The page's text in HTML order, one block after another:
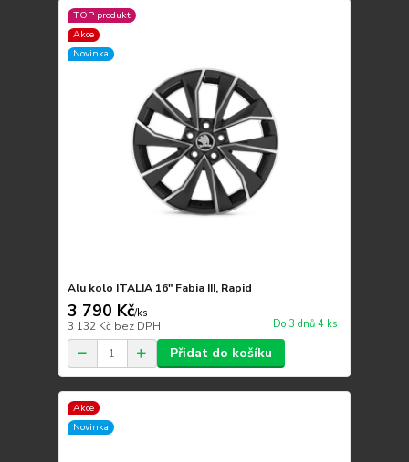
TOP produkt
Akce
Novinka
Alu kolo ITALIA 16" Fabia III, Rapid
3 790 Kč/ks
3 132 Kč bez DPH Do 3 dnů 4 ks
Přidat do košíku
Akce
Novinka